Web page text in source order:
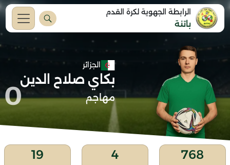
الرابطة الجهوية لكرة القدم
باتنة
الجزائر
بكاي صلاح الدين
مهاجم 0
768
4
19